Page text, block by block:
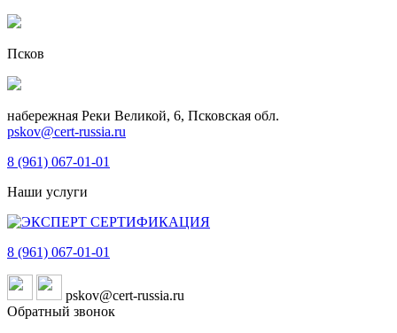
Псков
набережная Реки Великой, 6, Псковская обл.
pskov@cert-russia.ru
8 (961) 067-01-01
Наши услуги
8 (961) 067-01-01
pskov@cert-russia.ru
Обратный звонок